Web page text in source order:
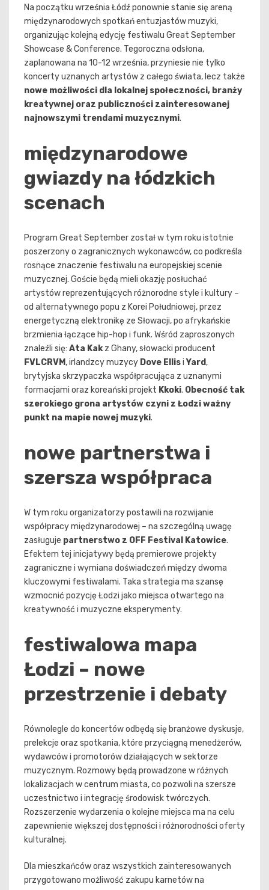
Na początku września Łódź ponownie stanie się areną
międzynarodowych spotkań entuzjastów muzyki,
organizując kolejną edycję festiwalu Great September
Showcase & Conference. Tegoroczna odsłona,
zaplanowana na 10-12 września, przyniesie nie tylko
koncerty uznanych artystów z całego świata, lecz także
nowe możliwości dla lokalnej społeczności, branży
kreatywnej oraz publiczności zainteresowanej
najnowszymi trendami muzycznymi.
międzynarodowe
gwiazdy na łódzkich
scenach
Program Great September został w tym roku istotnie
poszerzony o zagranicznych wykonawców, co podkreśla
rosnące znaczenie festiwalu na europejskiej scenie
muzycznej. Goście będą mieli okazję posłuchać
artystów reprezentujących różnorodne style i kultury –
od alternatywnego popu z Korei Południowej, przez
energetyczną elektronikę ze Słowacji, po afrykańskie
brzmienia łączące hip-hop i funk. Wśród zaproszonych
znaleźli się: Ata Kakz Ghany, słowacki producent
FVLCRVM, irlandzcy muzycy Dove EllisiYard,
brytyjska skrzypaczka współpracująca z uznanymi
formacjami oraz koreański projekt Kkoki. Obecność tak
szerokiego grona artystów czyni z Łodzi ważny
punkt na mapie nowej muzyki.
nowe partnerstwa i
szersza współpraca
W tym roku organizatorzy postawili na rozwijanie
współpracy międzynarodowej – na szczególną uwagę
zasługuje partnerstwo z OFF Festival Katowice.
Efektem tej inicjatywy będą premierowe projekty
zagraniczne i wymiana doświadczeń między dwoma
kluczowymi festiwalami. Taka strategia ma szansę
wzmocnić pozycję Łodzi jako miejsca otwartego na
kreatywność i muzyczne eksperymenty.
festiwalowa mapa
Łodzi – nowe
przestrzenie i debaty
Równolegle do koncertów odbędą się branżowe dyskusje,
prelekcje oraz spotkania, które przyciągną menedżerów,
wydawców i promotorów działających w sektorze
muzycznym. Rozmowy będą prowadzone w różnych
lokalizacjach w centrum miasta, co pozwoli na szersze
uczestnictwo i integrację środowisk twórczych.
Rozszerzenie wydarzenia o kolejne miejsca ma na celu
zapewnienie większej dostępności i różnorodności oferty
kulturalnej.
Dla mieszkańców oraz wszystkich zainteresowanych
przygotowano możliwość zakupu karnetów na